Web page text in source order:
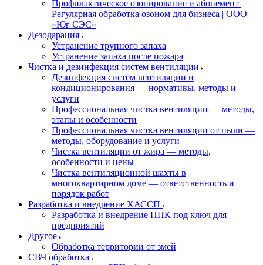
Профилактическое озонирование и абонемент |
Регулярная обработка озоном для бизнеса | ООО
«Юг СЭС»
Дезодарация
Устранение трупного запаха
Устранение запаха после пожара
Чистка и дезинфекция систем вентиляции
Дезинфекция систем вентиляции и
кондиционирования — нормативы, методы и
услуги
Профессиональная чистка вентиляции — методы,
этапы и особенности
Профессиональная чистка вентиляции от пыли —
методы, оборудование и услуги
Чистка вентиляции от жира — методы,
особенности и цены
Чистка вентиляционной шахты в
многоквартирном доме — ответственность и
порядок работ
Разработка и внедрение ХАССП
Разработка и внедрение ППК под ключ для
предприятий
Другое
Обработка территории от змей
СВЧ обработка